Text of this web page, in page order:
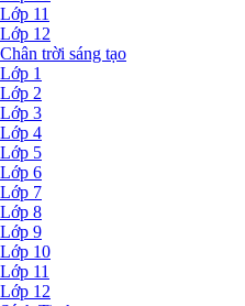
Lớp 11
Lớp 12
Chân trời sáng tạo
Lớp 1
Lớp 2
Lớp 3
Lớp 4
Lớp 5
Lớp 6
Lớp 7
Lớp 8
Lớp 9
Lớp 10
Lớp 11
Lớp 12